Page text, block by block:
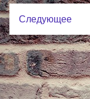
Следующее